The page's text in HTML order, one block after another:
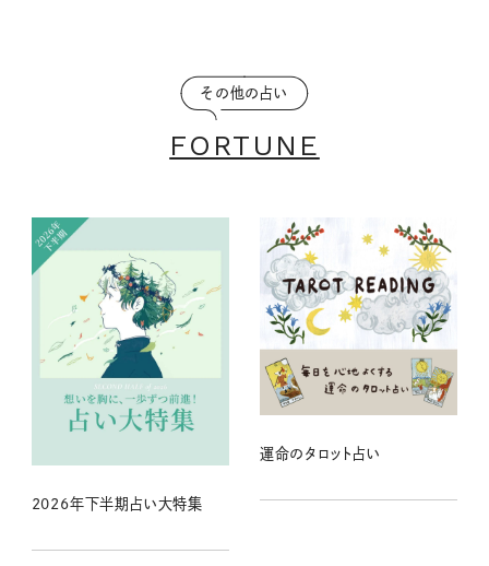
その他の占い
FORTUNE
2026年下半期占い大特集
運命のタロット占い